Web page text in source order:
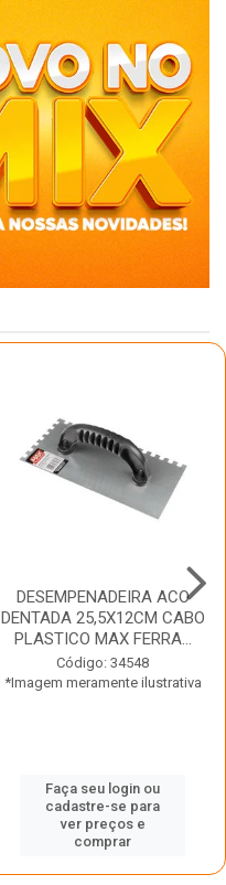
DESEMPENADEIRA ACO
DENTADA 25,5X12CM CABO
PLASTICO MAX FERRA...
Código: 34548
*Imagem meramente ilustrativa
Faça seu login ou
cadastre-se para
ver preços e
comprar